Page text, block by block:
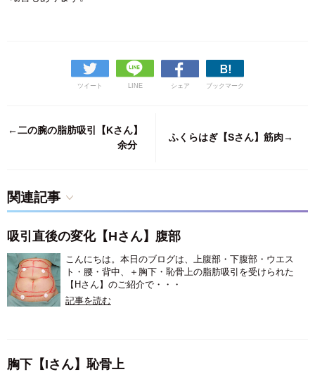
ツイート LINE シェア ブックマーク
←二の腕の脂肪吸引【Kさん】
余分
ふくらはぎ【Sさん】筋肉→
関連記事
吸引直後の変化【Hさん】腹部
こんにちは。本日のブログは、上腹部・下腹部・ウエス
ト・腰・背中、＋胸下・恥骨上の脂肪吸引を受けられた
【Hさん】のご紹介で・・・
記事を読む
胸下【Iさん】恥骨上